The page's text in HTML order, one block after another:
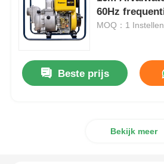
dieselgeneratorset
benzinegeneratoren
60Hz
voor
MOQ：1 Instellen
Beste prijs
Bekijk meer